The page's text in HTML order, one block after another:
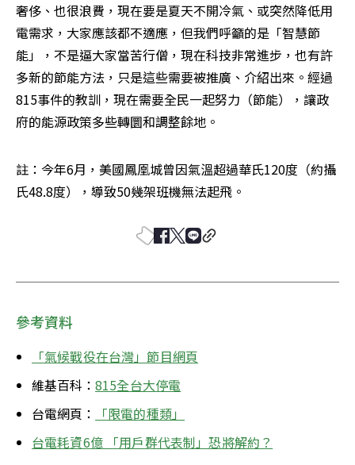
奢侈、也很浪費，現在要是夏天不開冷氣、或突然降低用
電需求，大家應該都不適應，但我們呼籲的是「智慧節
能」，不是逼大家當苦行僧，現在科技非常進步，也有許
多新的節能方法，只是這些需要被推廣、介紹出來。經過
815事件的教訓，現在需要全民一起努力（節能），讓政
府的能源政策多些轉圜和調整餘地。
註：今年6月，美國鳳凰城曾因氣溫超過華氏120度（約攝
氏48.8度），導致50幾架班機無法起飛。
參考資料
「氣候戰役在台灣」節目網頁
維基百科： 815全台大停電
台電網頁：
「限電的種類」
台電耗資6億 「用戶群代表制」恐將解約？